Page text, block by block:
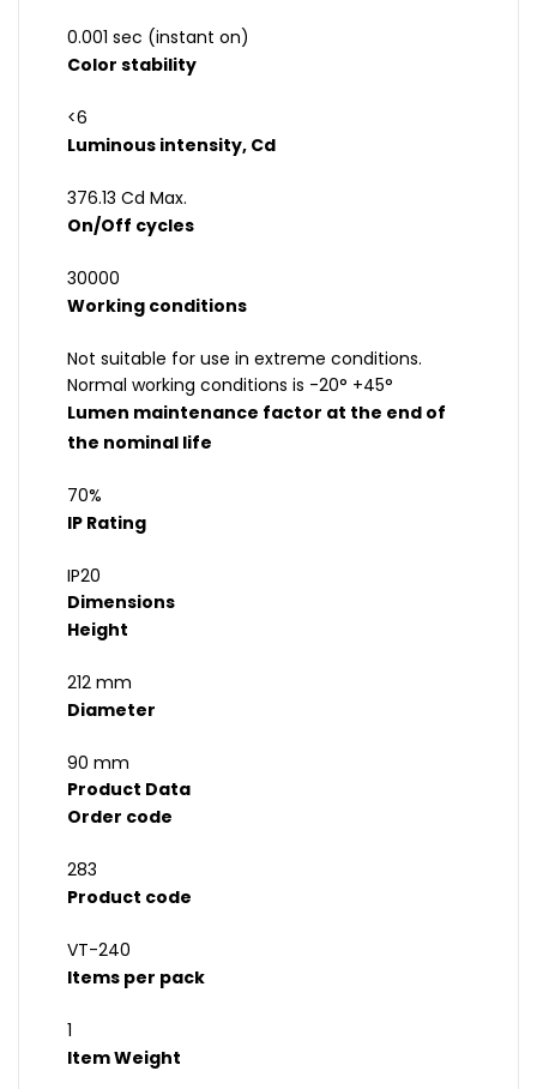
0.001 sec (instant on)
Color stability
<6
Luminous intensity, Cd
376.13 Cd Max.
On/Off cycles
30000
Working conditions
Not suitable for use in extreme conditions.
Normal working conditions is -20° +45°
Lumen maintenance factor at the end of
the nominal life
70%
IP Rating
IP20
Dimensions
Height
212 mm
Diameter
90 mm
Product Data
Order code
283
Product code
VT-240
Items per pack
1
Item Weight